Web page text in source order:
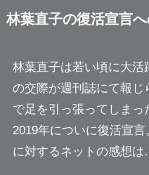
林葉直子の復活宣言
林葉直子は若い頃に大活
の交際が週刊誌にて報
で足を引っ張ってしま
2019年についに復活宣
に対するネットの感想は